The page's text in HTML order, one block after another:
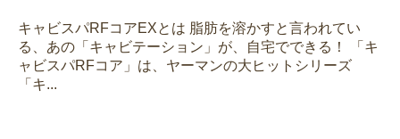
キャビスパRFコアEXとは 脂肪を溶かすと言われてい
る、あの「キャビテーション」が、自宅でできる！ 「キ
ャビスパRFコア」は、ヤーマンの大ヒットシリーズ
「キ...